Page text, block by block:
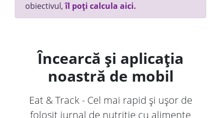
obiectivul,îl poți calcula aici.
Încearcă și aplicația
noastră de mobil
Eat & Track - Cel mai rapid și ușor de
folosit jurnal de nutriție cu alimente